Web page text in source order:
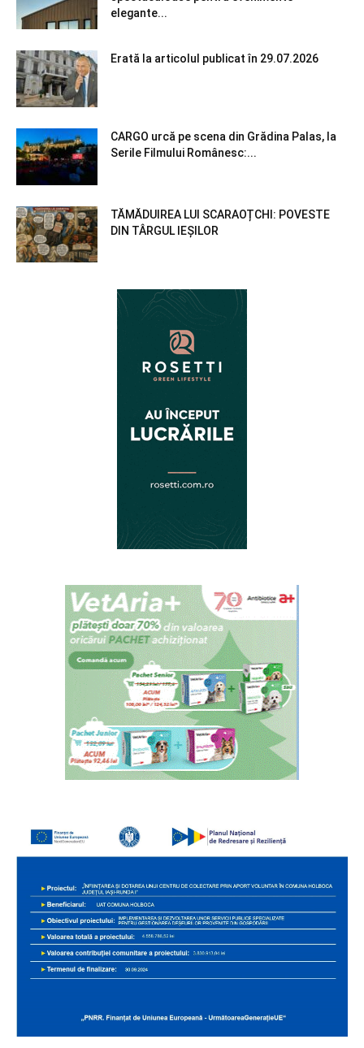
elegante...
Erată la articolul publicat în 29.07.2026
CARGO urcă pe scena din Grădina Palas, la
Serile Filmului Românesc:...
TĂMĂDUIREA LUI SCARAOȚCHI: POVESTE
DIN TÂRGUL IEȘILOR